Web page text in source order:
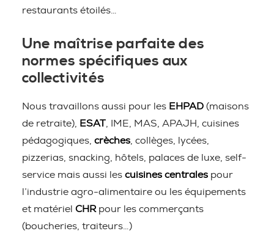
restaurants étoilés…
Une maîtrise parfaite des
normes spécifiques aux
collectivités
Nous travaillons aussi pour les EHPAD (maisons
de retraite),
ESAT , IME, MAS, APAJH, cuisines
pédagogiques, crèches , collèges, lycées,
pizzerias, snacking, hôtels, palaces de luxe, self-
service mais aussi les cuisines centrales pour
l’industrie agro-alimentaire ou les équipements
et matériel CHR pour les commerçants
(boucheries, traiteurs…)